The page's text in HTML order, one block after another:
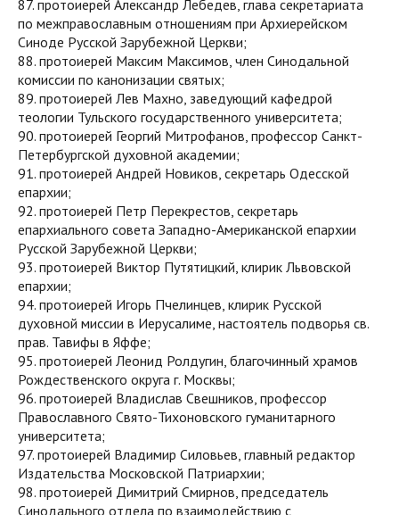
87. протоиерей Александр Лебедев, глава секретариата
по межправославным отношениям при Архиерейском
Синоде Русской Зарубежной Церкви;
88. протоиерей Максим Максимов, член Синодальной
комиссии по канонизации святых;
89. протоиерей Лев Махно, заведующий кафедрой
теологии Тульского государственного университета;
90. протоиерей Георгий Митрофанов, профессор Санкт-
Петербургской духовной академии;
91. протоиерей Андрей Новиков, секретарь Одесской
епархии;
92. протоиерей Петр Перекрестов, секретарь
епархиального совета Западно-Американской епархии
Русской Зарубежной Церкви;
93. протоиерей Виктор Путятицкий, клирик Львовской
епархии;
94. протоиерей Игорь Пчелинцев, клирик Русской
духовной миссии в Иерусалиме, настоятель подворья св.
прав. Тавифы в Яффе;
95. протоиерей Леонид Ролдугин, благочинный храмов
Рождественского округа г. Москвы;
96. протоиерей Владислав Свешников, профессор
Православного Свято-Тихоновского гуманитарного
университета;
97. протоиерей Владимир Силовьев, главный редактор
Издательства Московской Патриархии;
98. протоиерей Димитрий Смирнов, председатель
Синодального отдела по взаимодействию с